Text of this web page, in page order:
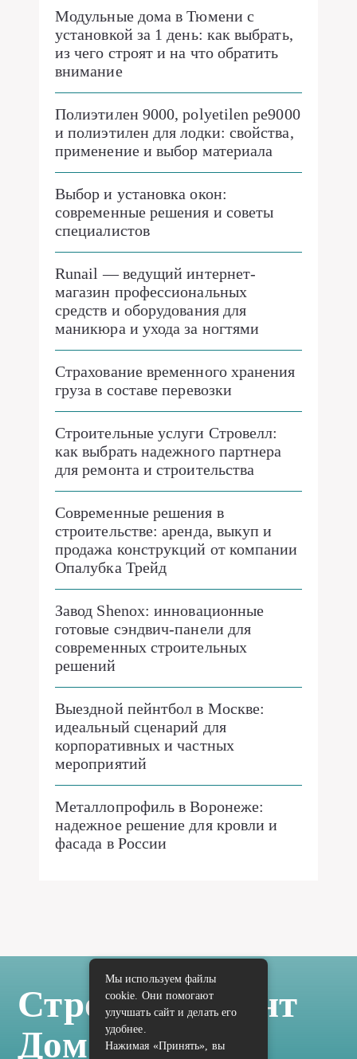
Модульные дома в Тюмени с
установкой за 1 день: как выбрать,
из чего строят и на что обратить
внимание
Полиэтилен 9000, polyetilen pe9000
и полиэтилен для лодки: свойства,
применение и выбор материала
Выбор и установка окон:
современные решения и советы
специалистов
Runail — ведущий интернет-
магазин профессиональных
средств и оборудования для
маникюра и ухода за ногтями
Страхование временного хранения
груза в составе перевозки
Строительные услуги Стровелл:
как выбрать надежного партнера
для ремонта и строительства
Современные решения в
строительстве: аренда, выкуп и
продажа конструкций от компании
Опалубка Трейд
Завод Shenox: инновационные
готовые сэндвич-панели для
современных строительных
решений
Выездной пейнтбол в Москве:
идеальный сценарий для
корпоративных и частных
мероприятий
Металлопрофиль в Воронеже:
надежное решение для кровли и
фасада в России
Стройка Ремонт
Дом Отделка
Мы используем файлы
cookie. Они помогают
улучшать сайт и делать его
удобнее.
Нажимая «Принять», вы